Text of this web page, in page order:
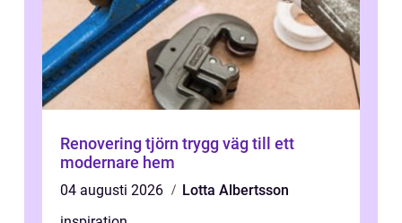
Renovering tjörn trygg väg till ett
modernare hem
04 augusti 2026
Lotta Albertsson